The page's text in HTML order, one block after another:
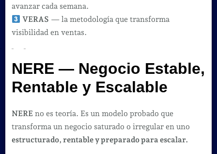
avanzar cada semana.
VERAS — la metodología que transforma
visibilidad en ventas.
NERE — Negocio Estable,
Rentable y Escalable
NERE no es teoría. Es un modelo probado que
transforma un negocio saturado o irregular en uno
estructurado, rentable y preparado para escalar.